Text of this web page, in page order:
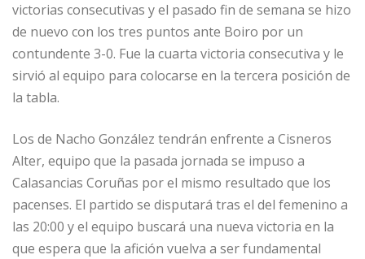
victorias consecutivas y el pasado fin de semana se hizo
de nuevo con los tres puntos ante Boiro por un
contundente 3-0. Fue la cuarta victoria consecutiva y le
sirvió al equipo para colocarse en la tercera posición de
la tabla.
Los de Nacho González tendrán enfrente a Cisneros
Alter, equipo que la pasada jornada se impuso a
Calasancias Coruñas por el mismo resultado que los
pacenses. El partido se disputará tras el del femenino a
las 20:00 y el equipo buscará una nueva victoria en la
que espera que la afición vuelva a ser fundamental